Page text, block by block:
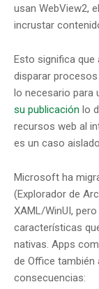
usan WebView2,
incrustar
Esto significa
disparar procesos
lo necesario para
su publicación lo
recursos web al
es un caso
Microsoft ha
(Explorador de
XAML/WinUI,
características
nativas. Apps
de Office también
consecuencias: